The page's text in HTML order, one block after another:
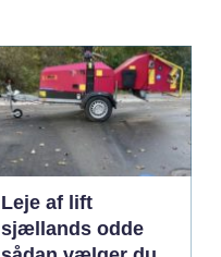
Leje af lift
sjællands odde